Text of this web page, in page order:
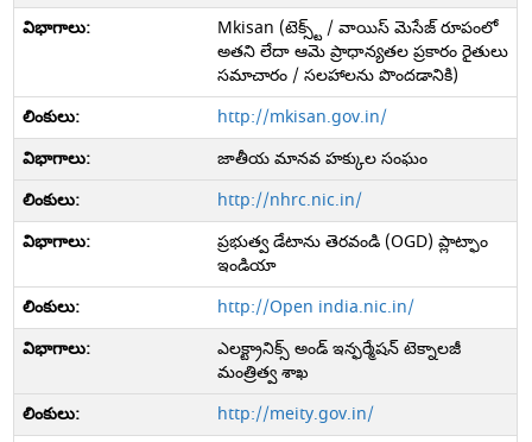
Mkisan (టెక్స్ట్ / వాయిస్ మెసేజ్ రూపంలో
అతని లేదా ఆమె ప్రాధాన్యతల ప్రకారం రైతులు
సమాచారం / సలహాలను పొందడానికి)
http://mkisan.gov.in/
జాతీయ మానవ హక్కుల సంఘం
http://nhrc.nic.in/
ప్రభుత్వ డేటాను తెరవండి (OGD) ప్లాట్ఫాం
ఇండియా
http://Open india.nic.in/
ఎలక్ట్రానిక్స్ అండ్ ఇన్ఫర్మేషన్ టెక్నాలజీ
మంత్రిత్వ శాఖ
http://meity.gov.in/